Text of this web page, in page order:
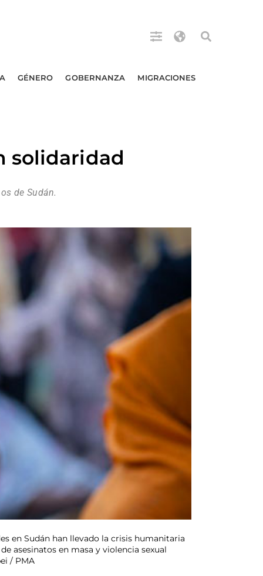
GÉNERO GOBERNANZA MIGRACIONES
solidaridad
de Sudán.
en Sudán han llevado la crisis humanitaria
asesinatos en masa y violencia sexual
/ PMA